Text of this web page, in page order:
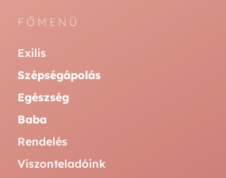
FŐMENÜ
Exilis
Szépségápolás
Egészség
Baba
Rendelés
Viszonteladóink